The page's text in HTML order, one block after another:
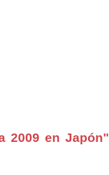
2009 en Japón"